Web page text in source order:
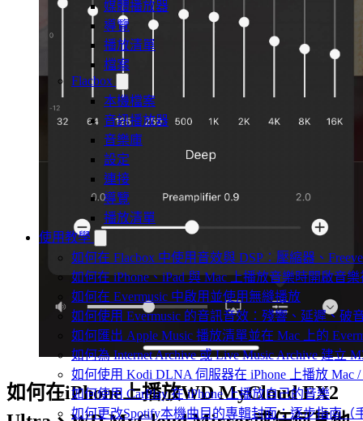
媒體播放器
導覽
播放清單
檔案
Flacbox
本機檔案
音訊播放器
音樂庫
設定
連接
導覽
播放清單
使用教學
如何在 Flacbox 中使用音效與 DSP：壓縮器、
如何在 iPhone、iPad 與 Mac 上播放音樂時開啟音
如何在 Evermusic 中啟用並使用無縫播放
如何使用 Evermusic 的音訊音效：殘響、延遲、破
如何匯出 Apple Music 播放清單並在 Mac 上的
如何為 Internet Archive 或 Live Music Archive 建立
如何使用 Kodi DLNA 伺服器在 iPhone 上播放 Mac
如何使用 CarPlay 在 iPhone 上播放自己的音樂
如何更改Spotify本機曲目的專輯封面：逐步指南（
如何在iPhone上播放WD MyCloud EX2